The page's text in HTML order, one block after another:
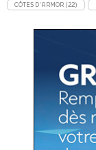
CÔTES D'ARMOR (22)